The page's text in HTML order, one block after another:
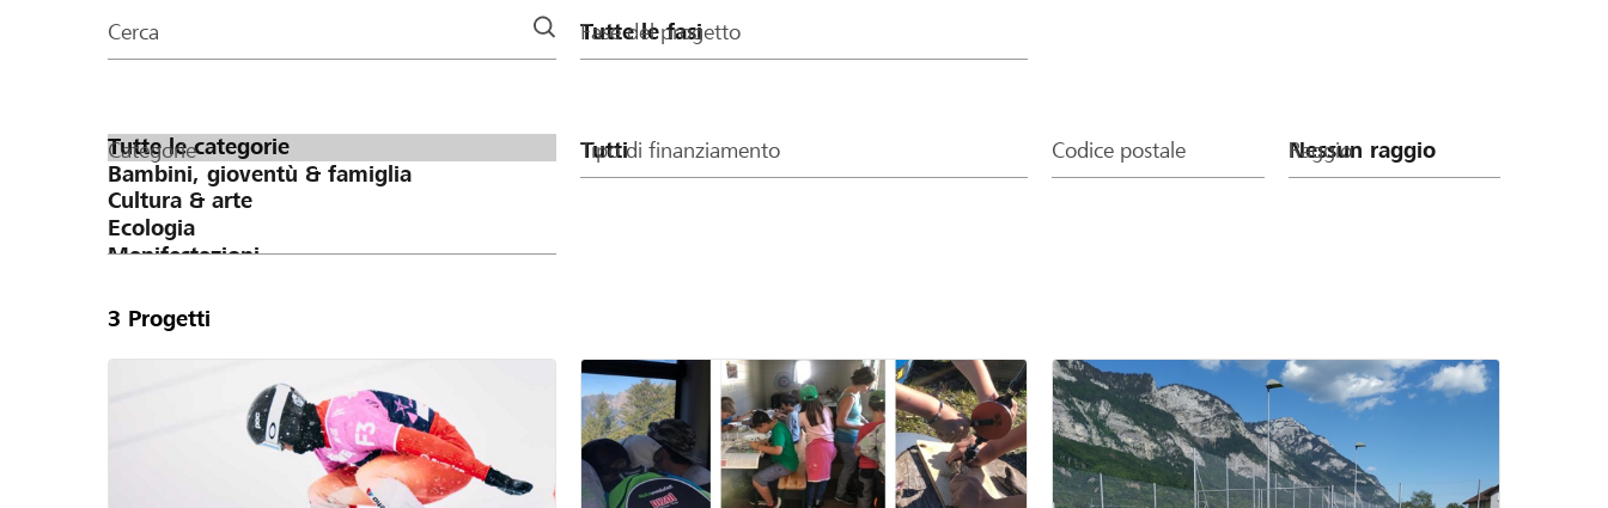
della
Cerca Fase del progetto
Categorie Tipo di finanziamento Codice postale Raggio
3 Progetti